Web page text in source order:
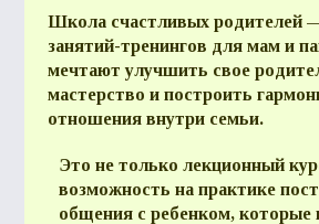
Школа счастливых родителей
занятий-тренингов для мам и
мечтают улучшить свое
мастерство и построить
отношения внутри семьи.
Это не только лекционный
возможность на практике
общения с ребенком, которые